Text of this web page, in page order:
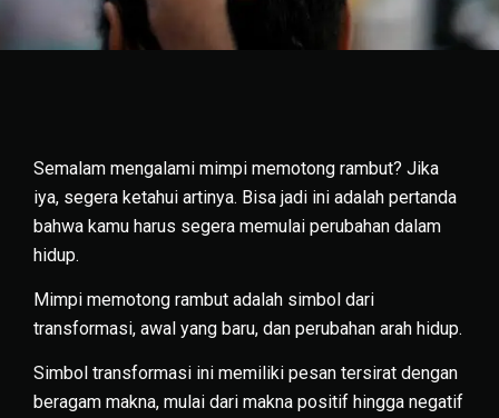
Semalam mengalami mimpi memotong rambut? Jika
iya, segera ketahui artinya. Bisa jadi ini adalah pertanda
bahwa kamu harus segera memulai perubahan dalam
hidup.
Mimpi memotong rambut adalah simbol dari
transformasi, awal yang baru, dan perubahan arah hidup.
Simbol transformasi ini memiliki pesan tersirat dengan
beragam makna, mulai dari makna positif hingga negatif